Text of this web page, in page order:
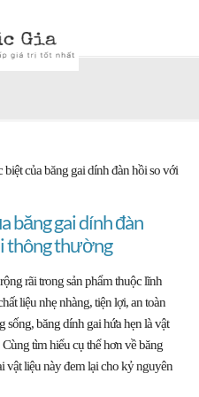
của băng gai dính đàn hồi so với
băng gai dính đàn
thông thường
rãi trong sản phẩm thuộc lĩnh
liệu nhẹ nhàng, tiện lợi, an toàn
băng dính gai hứa hẹn là vật
tìm hiểu cụ thể hơn về băng
vật liệu này đem lại cho kỷ nguyên